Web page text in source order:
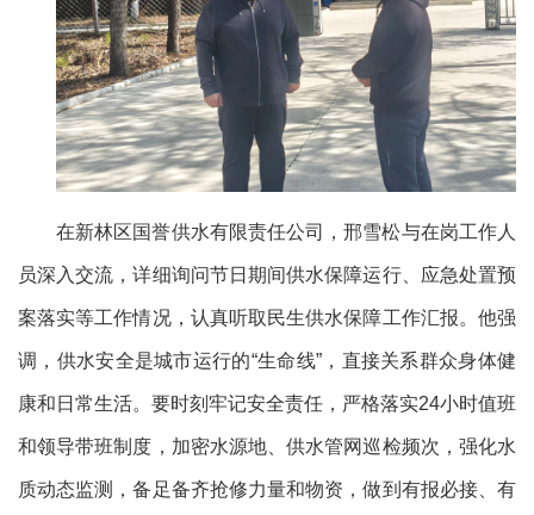
在新林区国誉供水有限责任公司，邢雪松与在岗工作人
员深入交流，详细询问节日期间供水保障运行、应急处置预
案落实等工作情况，认真听取民生供水保障工作汇报。他强
调，供水安全是城市运行的“生命线”，直接关系群众身体健
康和日常生活。要时刻牢记安全责任，严格落实24小时值班
和领导带班制度，加密水源地、供水管网巡检频次，强化水
质动态监测，备足备齐抢修力量和物资，做到有报必接、有